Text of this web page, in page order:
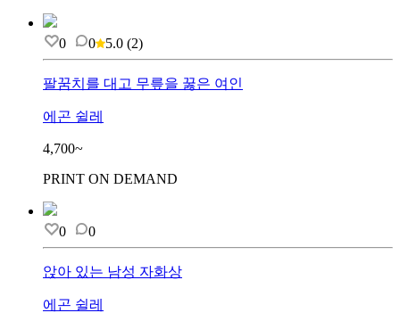
0 0 5.0 (2)
팔꿈치를 대고 무릎을 꿇은 여인
에곤 쉴레
4,700~
PRINT ON DEMAND
0 0
앉아 있는 남성 자화상
에곤 쉴레